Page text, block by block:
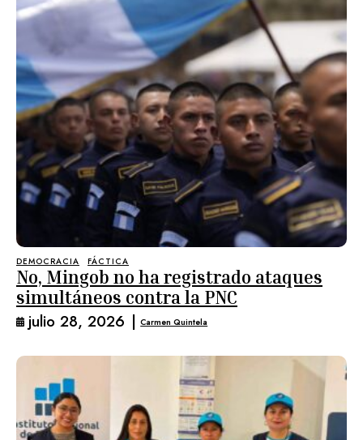
DEMOCRACIA FÁCTICA
No, Mingob no ha registrado ataques
simultáneos contra la PNC
julio 28, 2026 | Carmen Quintela